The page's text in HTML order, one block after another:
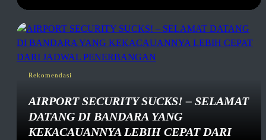
Rekomendasi
AIRPORT SECURITY SUCKS! – SELAMAT
DATANG DI BANDARA YANG
KEKACAUANNYA LEBIH CEPAT DARI